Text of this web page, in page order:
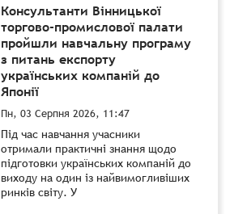
Консультанти Вінницької
торгово-промислової палати
пройшли навчальну програму
з питань експорту
українських компаній до
Японії
Пн, 03 Серпня 2026, 11:47
Під час навчання учасники
отримали практичні знання щодо
підготовки українських компаній до
виходу на один із найвимогливіших
ринків світу. У